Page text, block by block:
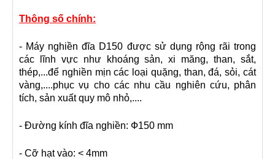
Thông số chính:
- Máy nghiền đĩa D150 được sử dụng rộng rãi trong
các lĩnh vực như khoáng sản, xi măng, than, sắt,
thép,...để nghiền mịn các loại quặng, than, đá, sỏi, cát
vàng,....phục vụ cho các nhu cầu nghiên cứu, phân
tích, sản xuất quy mô nhỏ,....
- Đường kính đĩa nghiền: Ф150 mm
- Cỡ hạt vào: < 4mm